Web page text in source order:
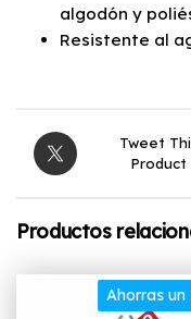
algodón y
Resistente al
Tweet
Product
Productos
Ahorras un